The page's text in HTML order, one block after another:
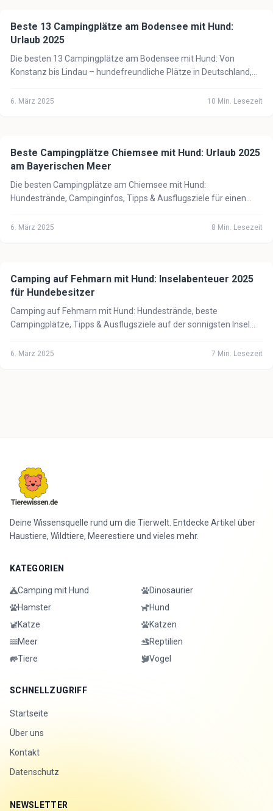
🏕️ Camping mit Hund
Beste 13 Campingplätze am Bodensee mit Hund:
Urlaub 2025
Die besten 13 Campingplätze am Bodensee mit Hund: Von
Konstanz bis Lindau – hundefreundliche Plätze in Deutschland,
6. März 2025 10 Min. Lesezeit
🏕️ Camping mit Hund
Beste Campingplätze Chiemsee mit Hund: Urlaub 2025
am Bayerischen Meer
Die besten Campingplätze am Chiemsee mit Hund:
Hundestrände, Campinginfos, Tipps & Ausflugsziele für einen
6. März 2025 8 Min. Lesezeit
🏕️ Camping mit Hund
Camping auf Fehmarn mit Hund: Inselabenteuer 2025
für Hundebesitzer
Camping auf Fehmarn mit Hund: Hundestrände, beste
Campingplätze, Tipps & Ausflugsziele auf der sonnigsten Insel
6. März 2025 7 Min. Lesezeit
Deine Wissensquelle rund um die Tierwelt. Entdecke Artikel über
Haustiere, Wildtiere, Meerestiere und vieles mehr.
KATEGORIEN
Camping mit Hund
Dinosaurier
Hamster
Hund
Katze
Katzen
Meer
Reptilien
Tiere
Vogel
SCHNELLZUGRIFF
Startseite
Über uns
Kontakt
Datenschutz
NEWSLETTER